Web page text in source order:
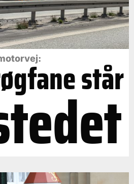
står